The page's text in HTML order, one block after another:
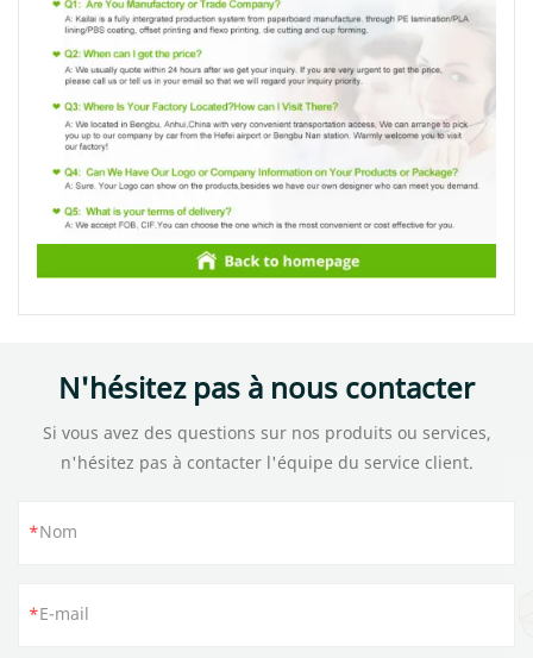
N'hésitez pas à nous contacter
Si vous avez des questions sur nos produits ou services,
n'hésitez pas à contacter l'équipe du service client.
Nom
E-mail